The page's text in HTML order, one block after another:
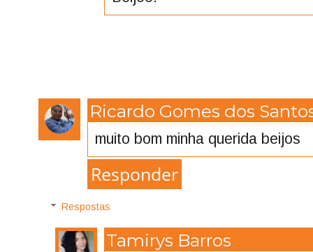
Ricardo Gomes dos
muito bom minha querida beijos
Responder
Respostas
Tamirys Barros